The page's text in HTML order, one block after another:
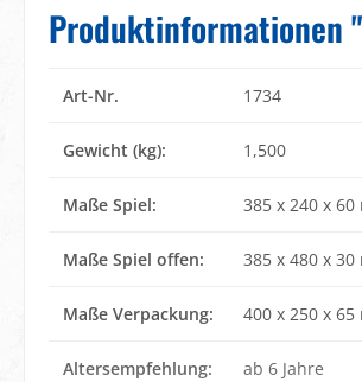
Produktinformationen
Art-Nr. 1734
Gewicht (kg): 1,500
Maße Spiel: 385 x 240 x 60
Maße Spiel offen: 385 x 480 x 30
Maße Verpackung: 400 x 250 x 65
Altersempfehlung: ab 6 Jahre